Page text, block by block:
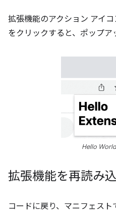
拡張機能のアクション アイコ
をクリックすると、ポップア
Hello
拡張機能を再読み
コードに戻り、マニフェス